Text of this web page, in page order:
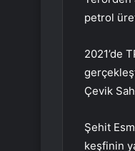
petrol
2021’de
Çevik
Şehit
keşfinin